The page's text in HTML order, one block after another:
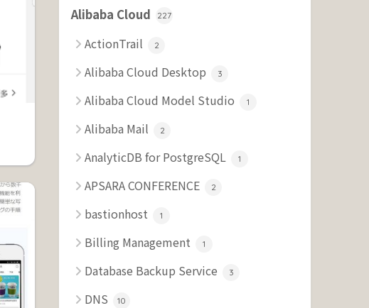
Alibaba Cloud 227
ActionTrail 2
Alibaba Cloud Desktop 3
Alibaba Cloud Model Studio 1
Alibaba Mail 2
AnalyticDB for PostgreSQL 1
APSARA CONFERENCE 2
bastionhost 1
Billing Management 1
Database Backup Service 3
DNS 10